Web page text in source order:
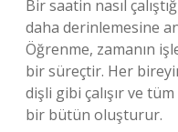
Bir saatin nasıl
daha derinlemesine
Öğrenme, zamanın
bir süreçtir. Her
dişli gibi çalışır ve
bir bütün oluşturur.